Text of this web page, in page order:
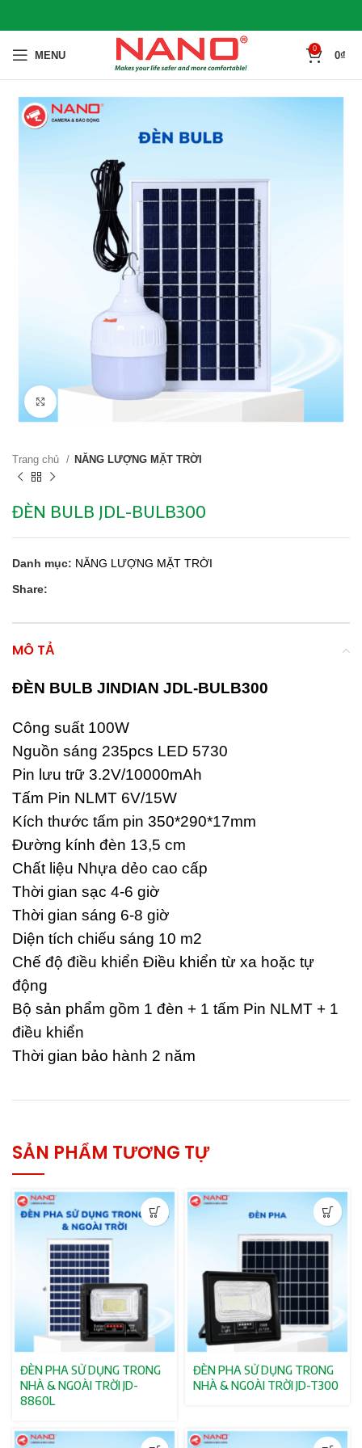
MENU
0
0₫
Click to enlarge
Trang chủ NĂNG LƯỢNG MẶT TRỜI
ĐÈN BULB JDL-BULB300
Danh mục: NĂNG LƯỢNG MẶT TRỜI
Share:
MÔ TẢ
ĐÈN BULB JINDIAN JDL-BULB300
Công suất 100W
Nguồn sáng 235pcs LED 5730
Pin lưu trữ 3.2V/10000mAh
Tấm Pin NLMT 6V/15W
Kích thước tấm pin 350*290*17mm
Đường kính đèn 13,5 cm
Chất liệu Nhựa dẻo cao cấp
Thời gian sạc 4-6 giờ
Thời gian sáng 6-8 giờ
Diện tích chiếu sáng 10 m2
Chế độ điều khiển Điều khiển từ xa hoặc tự
động
Bộ sản phẩm gồm 1 đèn + 1 tấm Pin NLMT + 1
điều khiển
Thời gian bảo hành 2 năm
SẢN PHẨM TƯƠNG TỰ
ĐÈN PHA SỬ DỤNG TRONG
NHÀ & NGOÀI TRỜI JD-
8860L
ĐÈN PHA SỬ DỤNG TRONG
NHÀ & NGOÀI TRỜI JD-T300